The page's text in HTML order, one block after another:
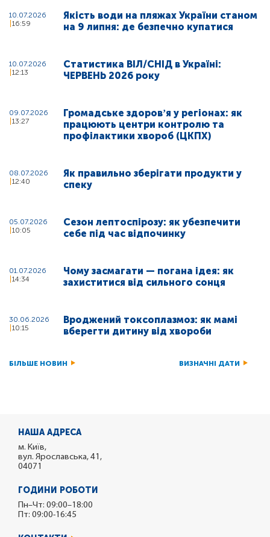
10.07.2026
16:59
Якість води на пляжах України станом
на 9 липня: де безпечно купатися
10.07.2026
12:13
Статистика ВІЛ/СНІД в Україні:
ЧЕРВЕНЬ 2026 року
09.07.2026
13:27
Громадське здоровʼя у регіонах: як
працюють центри контролю та
профілактики хвороб (ЦКПХ)
08.07.2026
12:40
Як правильно зберігати продукти у
спеку
05.07.2026
10:05
Сезон лептоспірозу: як убезпечити
себе під час відпочинку
01.07.2026
14:34
Чому засмагати — погана ідея: як
захиститися від сильного сонця
30.06.2026
10:15
Вроджений токсоплазмоз: як мамі
вберегти дитину від хвороби
БІЛЬШЕ НОВИН ВИЗНАЧНІ ДАТИ
НАША АДРЕСА
м. Київ,
вул. Ярославська, 41,
04071
ГОДИНИ РОБОТИ
Пн–Чт: 09:00–18:00
Пт: 09:00-16:45